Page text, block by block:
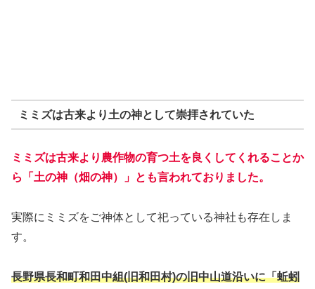
ミミズは古来より土の神として崇拝されていた
ミミズは古来より農作物の育つ土を良くしてくれることか
ら「土の神（畑の神）」とも言われておりました。
実際にミミズをご神体として祀っている神社も存在しま
す。
長野県長和町和田中組(旧和田村)の旧中山道沿いに「蚯蚓